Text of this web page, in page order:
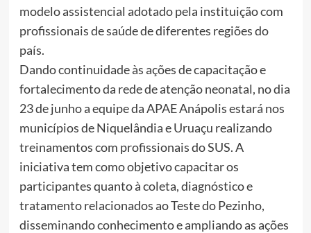
modelo assistencial adotado pela instituição com
profissionais de saúde de diferentes regiões do
país.
Dando continuidade às ações de capacitação e
fortalecimento da rede de atenção neonatal, no dia
23 de junho a equipe da APAE Anápolis estará nos
municípios de Niquelândia e Uruaçu realizando
treinamentos com profissionais do SUS. A
iniciativa tem como objetivo capacitar os
participantes quanto à coleta, diagnóstico e
tratamento relacionados ao Teste do Pezinho,
disseminando conhecimento e ampliando as ações